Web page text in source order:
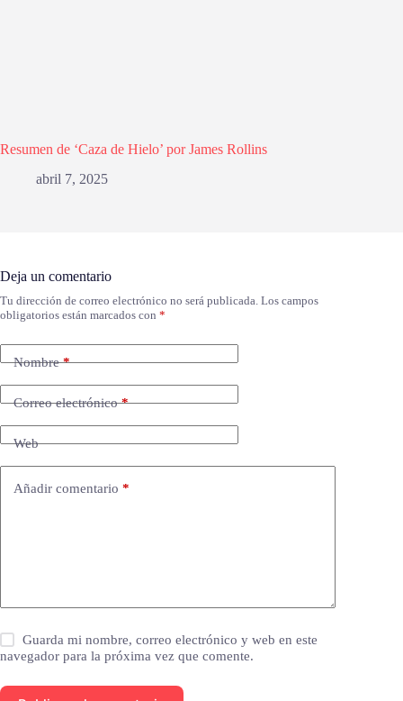
Resumen de ‘Caza de Hielo’ por James Rollins
abril 7, 2025
Deja un comentario
Tu dirección de correo electrónico no será publicada. Los campos
obligatorios están marcados con *
Nombre*
Correo electrónico*
Web
Añadir comentario *
Guarda mi nombre, correo electrónico y web en este
navegador para la próxima vez que comente.